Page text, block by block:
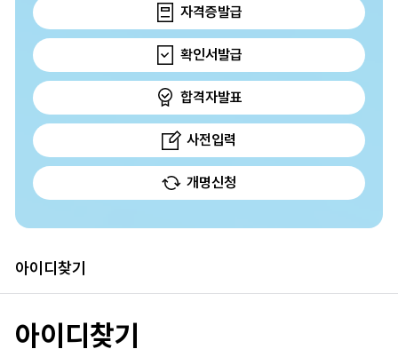
자격증발급
확인서발급
합격자발표
사전입력
개명신청
아이디찾기
아이디찾기